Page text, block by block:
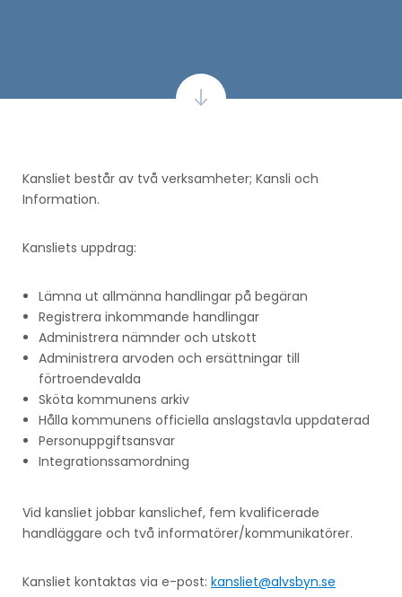
Kansliet består av två verksamheter; Kansli och
Information.
Kansliets uppdrag:
Lämna ut allmänna handlingar på begäran
Registrera inkommande handlingar
Administrera nämnder och utskott
Administrera arvoden och ersättningar till
förtroendevalda
Sköta kommunens arkiv
Hålla kommunens officiella anslagstavla uppdaterad
Personuppgiftsansvar
Integrationssamordning
Vid kansliet jobbar kanslichef, fem kvalificerade
handläggare och två informatörer/kommunikatörer.
Kansliet kontaktas via e-post: kansliet@alvsbyn.se